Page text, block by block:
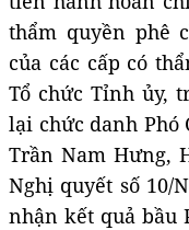
thẩm quyền phê
của các cấp có
Tổ chức Tỉnh ủy,
lại chức danh Phó
Trần Nam Hưng,
Nghị quyết số 10/
nhận kết quả bầu